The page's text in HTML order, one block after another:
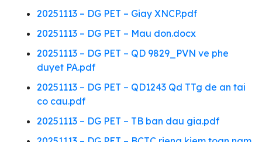
20251113 – DG PET – Giay XNCP.pdf
20251113 – DG PET – Mau don.docx
20251113 – DG PET – QD 9829_PVN ve phe
duyet PA.pdf
20251113 – DG PET – QD1243 Qd TTg de an tai
co cau.pdf
20251113 – DG PET – TB ban dau gia.pdf